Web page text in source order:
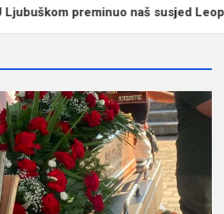
Leopold “Leo” Knezović